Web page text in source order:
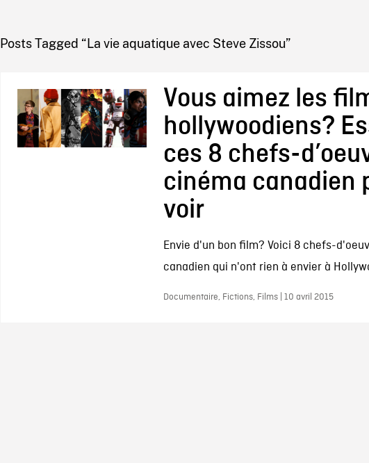
LIRE ONF
Posts Tagged “La vie aquatique avec Steve Zissou”
Vous aimez les
hollywoodiens?
ces 8 chefs-
cinéma canadien
voir
Envie d'un bon film? Voici 8 chefs-
canadien qui n'ont rien à envier à
Documentaire, Fictions, Films | 10 avril 2015